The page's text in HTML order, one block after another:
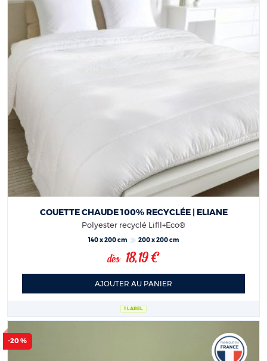
1 LABEL
COUETTE CHAUDE 100% RECYCLÉE | ELIANE
Polyester recyclé Lifll+Eco®
140 x 200 cm 200 x 200 cm
dès 18,19 €
AJOUTER AU PANIER
-20 %